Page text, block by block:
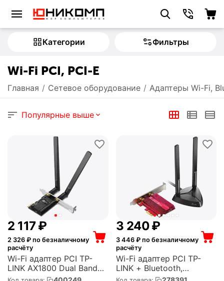
Категории Фильтры
Wi-Fi PCI, PCI-E
Главная / Сетевое оборудование / Адаптеры Wi-Fi,
Популярные выше
2 117₽
2 326 ₽ по безналичному
расчёту
Wi-Fi адаптер PCI TP-
LINK AX1800 Dual Band
Wi-Fi 6 Bluetooth PCI
3 240₽
3 446₽ по безналичному
расчёту
Wi-Fi адаптер PCI TP-
LINK + Bluetooth,
стандарт Wi-Fi: 802.11ax,